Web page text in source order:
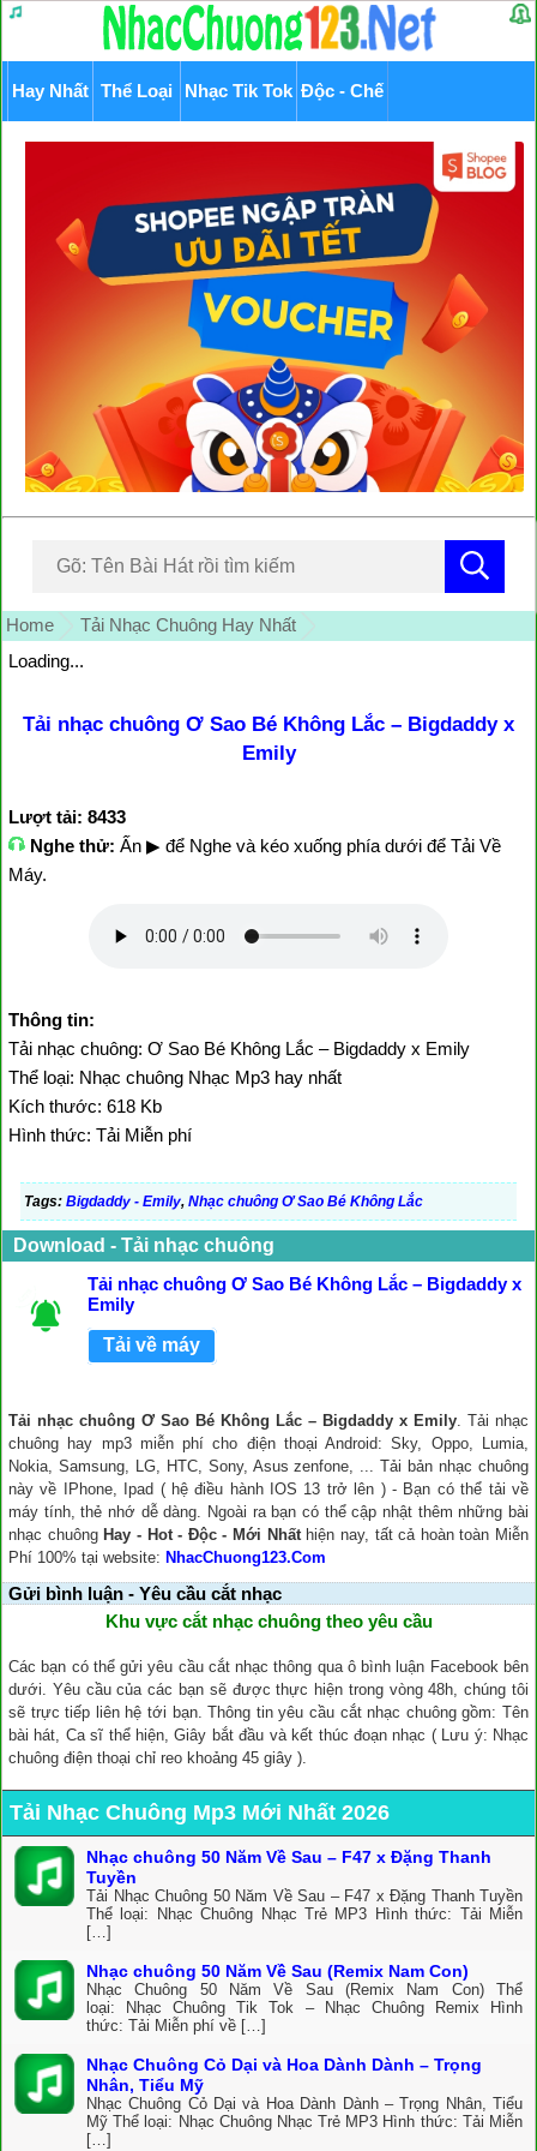
Hay Nhất Thể Loại Nhạc Tik Tok Độc - Chế
Home
Tải Nhạc Chuông Hay Nhất
Loading...
Tải nhạc chuông Ơ Sao Bé Không Lắc – Bigdaddy x
Emily
Lượt tải: 8433
Nghe thử: Ấn ▶ để Nghe và kéo xuống phía dưới để Tải Về
Máy.
Thông tin:
Tải nhạc chuông: Ơ Sao Bé Không Lắc – Bigdaddy x Emily
Thể loại: Nhạc chuông Nhạc Mp3 hay nhất
Kích thước: 618 Kb
Hình thức: Tải Miễn phí
Tags: Bigdaddy - Emily, Nhạc chuông Ơ Sao Bé Không Lắc
Download - Tải nhạc chuông
Tải nhạc chuông Ơ Sao Bé Không Lắc – Bigdaddy x
Emily
Tải về máy
Tải nhạc chuông Ơ Sao Bé Không Lắc – Bigdaddy x Emily. Tải nhạc
chuông hay mp3 miễn phí cho điện thoại Android: Sky, Oppo, Lumia,
Nokia, Samsung, LG, HTC, Sony, Asus zenfone, ... Tải bản nhạc chuông
này về IPhone, Ipad ( hệ điều hành IOS 13 trở lên ) - Bạn có thể tải về
máy tính, thẻ nhớ dễ dàng. Ngoài ra bạn có thể cập nhật thêm những bài
nhạc chuông Hay - Hot - Độc - Mới Nhấthiện nay, tất cả hoàn toàn Miễn
Phí 100% tại website: NhacChuong123.Com
Gửi bình luận - Yêu cầu cắt nhạc
Khu vực cắt nhạc chuông theo yêu cầu
Các bạn có thể gửi yêu cầu cắt nhạc thông qua ô bình luận Facebook bên
dưới. Yêu cầu của các bạn sẽ được thực hiện trong vòng 48h, chúng tôi
sẽ trực tiếp liên hệ tới bạn. Thông tin yêu cầu cắt nhạc chuông gồm: Tên
bài hát, Ca sĩ thể hiện, Giây bắt đầu và kết thúc đoạn nhạc ( Lưu ý: Nhạc
chuông điện thoại chỉ reo khoảng 45 giây ).
Tải Nhạc Chuông Mp3 Mới Nhất 2026
Nhạc chuông 50 Năm Về Sau – F47 x Đặng Thanh
Tuyền
Tải Nhạc Chuông 50 Năm Về Sau – F47 x Đặng Thanh Tuyền
Thể loại: Nhạc Chuông Nhạc Trẻ MP3 Hình thức: Tải Miễn
[…]
Nhạc chuông 50 Năm Về Sau (Remix Nam Con)
Nhạc Chuông 50 Năm Về Sau (Remix Nam Con) Thể
loại: Nhạc Chuông Tik Tok – Nhạc Chuông Remix Hình
thức: Tải Miễn phí về […]
Nhạc Chuông Cỏ Dại và Hoa Dành Dành – Trọng
Nhân, Tiểu Mỹ
Nhạc Chuông Cỏ Dại và Hoa Dành Dành – Trọng Nhân, Tiểu
Mỹ Thể loại: Nhạc Chuông Nhạc Trẻ MP3 Hình thức: Tải Miễn
[…]